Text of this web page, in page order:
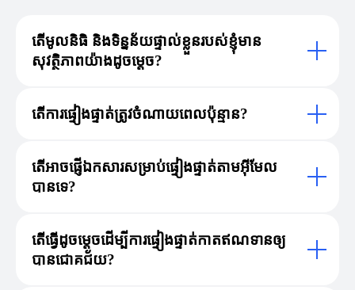
តើមូលនិធិ និងទិន្នន័យផ្ទាល់ខ្លួនរបស់ខ្ញុំមាន
សុវត្ថិភាពយ៉ាងដូចម្តេច?
តើការផ្ទៀងផ្ទាត់ត្រូវចំណាយពេលប៉ុន្មាន?
តើអាចផ្ញើឯកសារសម្រាប់ផ្ទៀងផ្ទាត់តាមអ៊ីមែល
បានទេ?
តើធ្វើដូចម្តេចដើម្បីការផ្ទៀងផ្ទាត់កាតឥណទានឲ្យ
បានជោគជ័យ?